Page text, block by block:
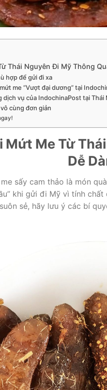
Thái Nguyên Đi Mỹ Thông
hợp để gửi đi xa
me “Vượt đại dương” tại
dịch vụ của IndochinaPost tại Thái
cùng đơn giản
Mứt Me Từ
Dễ
sấy cam thảo là món
khi gửi đi Mỹ vì tính
sẻ, hãy lưu ý các bí